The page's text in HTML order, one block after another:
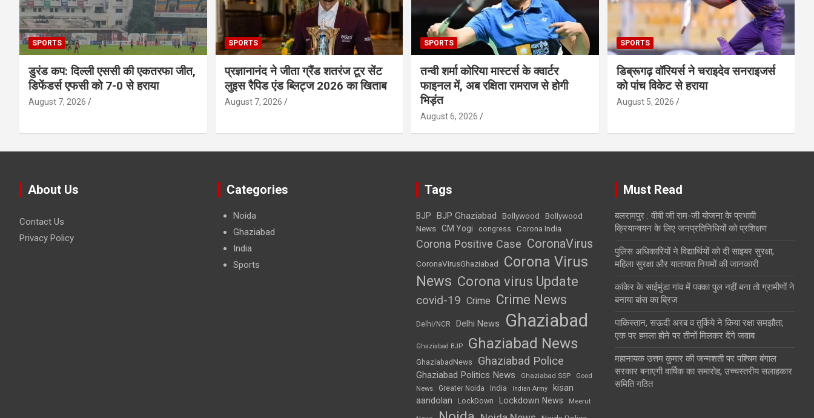
SPORTS
डुरंड कप: दिल्ली एससी की एकतरफा जीत,
डिफेंडर्स एफसी को 7-0 से हराया
August 7, 2026
SPORTS
प्रज्ञानानंद ने जीता ग्रैंड शतरंज टूर सेंट
लुइस रैपिड एंड ब्लिट्ज 2026 का खिताब
August 7, 2026
SPORTS
तन्वी शर्मा कोरिया मास्टर्स के क्वार्टर
फाइनल में, अब रक्षिता रामराज से होगी
भिड़ंत
August 6, 2026
SPORTS
डिब्रूगढ़ वॉरियर्स ने चराइदेव सनराइजर्स
को पांच विकेट से हराया
August 5, 2026
About Us
Contact Us
Privacy Policy
Categories
Noida
Ghaziabad
India
Sports
Tags
BJP BJP Ghaziabad Bollywood
Bollywood
News CM Yogi congress Corona India
Corona Positive Case CoronaVirus
CoronaVirusGhaziabad
Corona Virus
News Corona virus Update
covid-19 Crime Crime News
Delhi/NCR Delhi News Ghaziabad
Ghaziabad BJP Ghaziabad News
GhaziabadNews Ghaziabad Police
Ghaziabad Politics News Ghaziabad SSP
Good
News
Greater Noida India Indian Army
kisan
aandolan
LockDown Lockdown News Meerut
Must Read
बलरामपुर : वीबी जी राम-जी योजना के प्रभावी
क्रियान्वयन के लिए जनप्रतिनिधियों को प्रशिक्षण
पुलिस अधिकारियों ने विद्यार्थियों को दी साइबर सुरक्षा,
महिला सुरक्षा और यातायात नियमों की जानकारी
कांकेर के साईमुंडा गांव में पक्का पुल नहीं बना तो ग्रामीणों ने
बनाया बांस का ब्रिज
पाकिस्तान, सऊदी अरब व तुर्किये ने किया रक्षा समझौता,
एक पर हमला होने पर तीनों मिलकर देंगे जवाब
महानायक उत्तम कुमार की जन्मशती पर पश्चिम बंगाल
सरकार बनाएगी वार्षिक का समारोह, उच्चस्तरीय सलाहकार
समिति गठित